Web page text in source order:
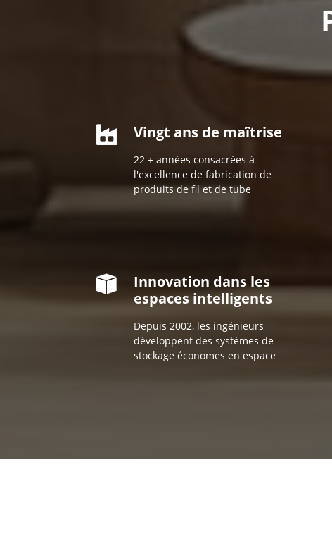
Vingt ans de maîtrise
22 + années consacrées à
l'excellence de fabrication de
produits de fil et de tube
Innovation dans les
espaces intelligents
Depuis 2002, les ingénieurs
développent des systèmes de
stockage économes en espace